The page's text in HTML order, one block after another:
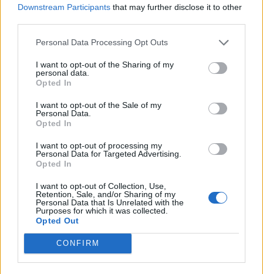
Downstream Participants that may further disclose it to other
Personal Data Processing Opt Outs
I want to opt-out of the Sharing of my
personal data.
Opted In
I want to opt-out of the Sale of my
Personal Data.
Opted In
I want to opt-out of processing my
Personal Data for Targeted Advertising.
Opted In
I want to opt-out of Collection, Use,
Retention, Sale, and/or Sharing of my
Personal Data that Is Unrelated with the
Purposes for which it was collected.
Opted Out
CONFIRM
«Ψηφιακό Πελατολόγιο»και τις επιπτώσεις του
στους κλάδους εφαρμογής του. Οι νομοί της
Περιφέρειας Πελοποννήσου είναι αγροτικοί και η
πρωτογενούς και δευτερογενούς τομέα.
Στη συνέχεια πήραν το λόγο οι Αντιπρόεδροι
Ο κ. Φώτης Δαμούλος
επενδυτικών προγραμμάτων και την ανάγκη για
αξιοποίηση αυτών από τις επιχειρήσεις. Ο κ.